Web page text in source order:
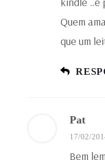
Quem
que um
Pat
17/02/
Bem